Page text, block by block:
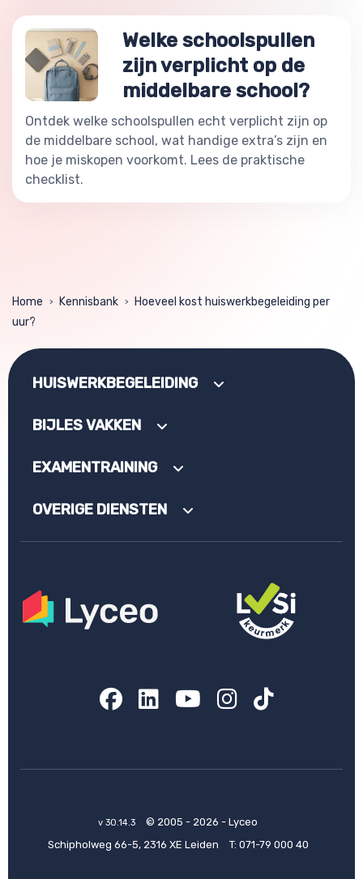
Welke schoolspullen
zijn verplicht op de
middelbare school?
Ontdek welke schoolspullen echt verplicht zijn op
de middelbare school, wat handige extra’s zijn en
hoe je miskopen voorkomt. Lees de praktische
checklist.
Home > Kennisbank >
Hoeveel kost huiswerkbegeleiding per
uur?
HUISWERKBEGELEIDING
BIJLES VAKKEN
EXAMENTRAINING
OVERIGE DIENSTEN
Facebook
LinkedIn
YouTube
Instagram
TikTok
v 30.14.3
© 2005 - 2026 - Lyceo
Schipholweg 66-5, 2316 XE Leiden
T: 071-79 000 40